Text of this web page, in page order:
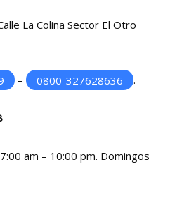
La Colina Sector El Otro
– 0800-327628636 .
am – 10:00 pm. Domingos